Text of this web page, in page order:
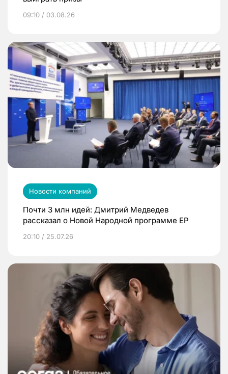
09:10 / 03.08.26
Новости компаний
Почти 3 млн идей: Дмитрий Медведев
рассказал о Новой Народной программе ЕР
20:10 / 25.07.26